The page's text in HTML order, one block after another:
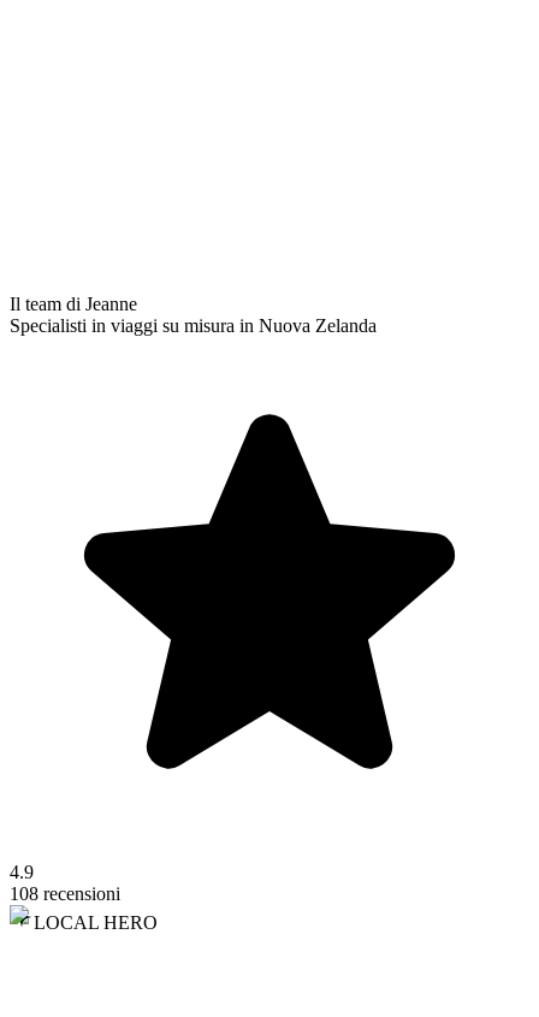
Il team di Jeanne
Specialisti in viaggi su misura in Nuova Zelanda
4.9
108 recensioni
LOCAL HERO